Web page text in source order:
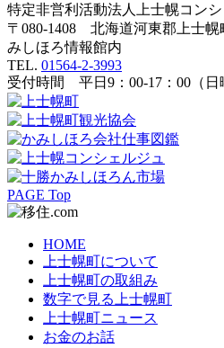
特定非営利活動法人
上士幌コン
〒080-1408 北海道河東郡上士
みしほろ情報館内
TEL. 01564-2-3993
受付時間 平日9：00-17：00（日
PAGE Top
HOME
上士幌町について
上士幌町の取組み
数字で見る上士幌町
上士幌町ニュース
お金のお話